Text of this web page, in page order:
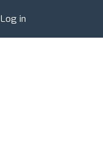
Log in